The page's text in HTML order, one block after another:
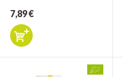
7,89 €